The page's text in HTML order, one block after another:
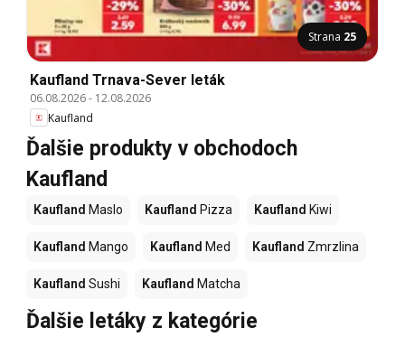
Strana 25
Kaufland Trnava-Sever leták
06.08.2026- 12.08.2026
Kaufland
Ďalšie produkty v obchodoch
Kaufland
Kaufland Maslo Kaufland Pizza Kaufland Kiwi
Kaufland Mango Kaufland Med Kaufland Zmrzlina
Kaufland Sushi Kaufland Matcha
Ďalšie letáky z kategórie